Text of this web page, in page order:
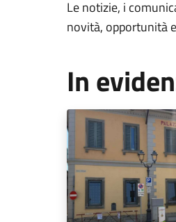
Le notizie, i
novità, opportunità
In